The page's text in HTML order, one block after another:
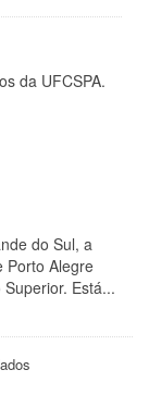
da UFCSPA.
do Sul, a
Porto Alegre
Está...